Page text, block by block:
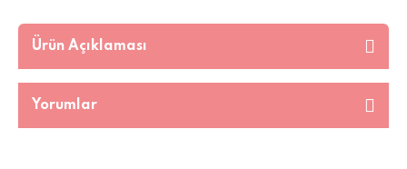
Ürün Açıklaması
Yorumlar